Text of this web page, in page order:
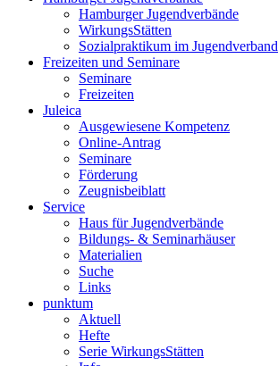
Hamburger Jugendverbände
WirkungsStätten
Sozialpraktikum im Jugendverband
Freizeiten und Seminare
Seminare
Freizeiten
Juleica
Ausgewiesene Kompetenz
Online-Antrag
Seminare
Förderung
Zeugnisbeiblatt
Service
Haus für Jugendverbände
Bildungs- & Seminarhäuser
Materialien
Suche
Links
punktum
Aktuell
Hefte
Serie WirkungsStätten